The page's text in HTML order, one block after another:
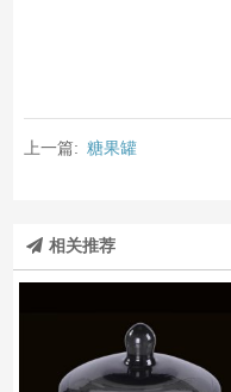
上一篇: 糖果罐
相关推荐